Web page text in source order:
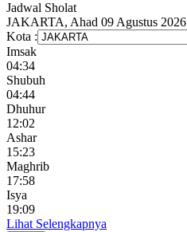
Jadwal Sholat
JAKARTA, Ahad 09 Agustus 2026
Kota :
Imsak
04:34
Shubuh
04:44
Dhuhur
12:02
Ashar
15:23
Maghrib
17:58
Isya
19:09
Lihat Selengkapnya